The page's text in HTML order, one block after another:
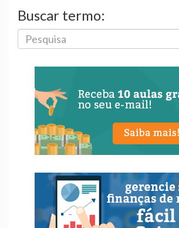
r
e
n
)
Buscar termo: